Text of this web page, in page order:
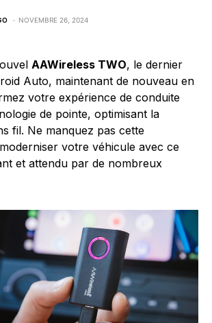
NOVEMBRE 26, 2024
AAWireless TWO, le dernier
Auto, maintenant de nouveau en
votre expérience de conduite
de pointe, optimisant la
fil. Ne manquez pas cette
votre véhicule avec ce
et attendu par de nombreux